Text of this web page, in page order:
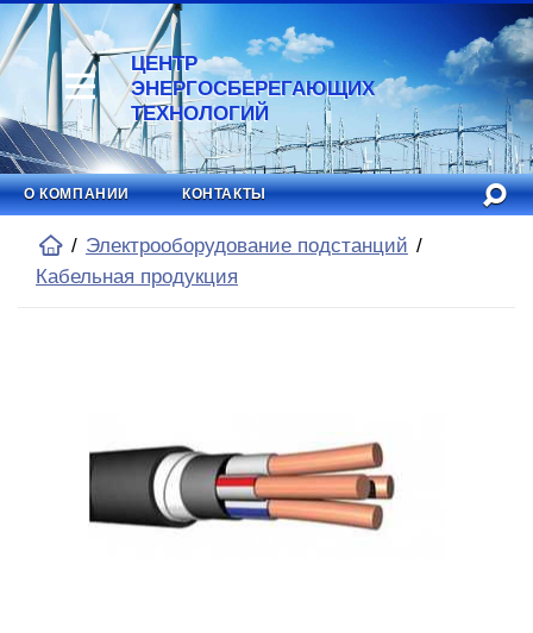
ЦЕНТР
ЭНЕРГОСБЕРЕГАЮЩИХ
ТЕХНОЛОГИЙ
О КОМПАНИИ КОНТАКТЫ
Электрооборудование подстанций
Кабельная продукция